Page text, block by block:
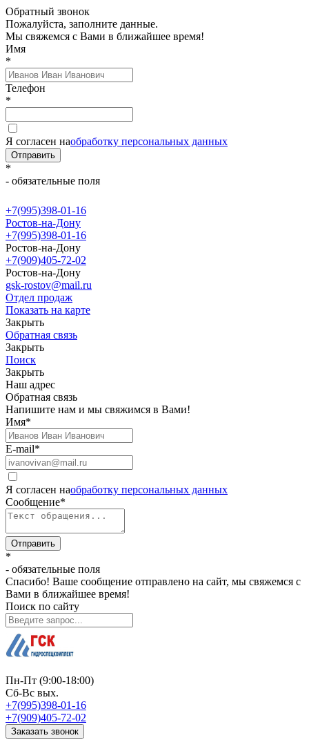
Обратный звонок
Пожалуйста, заполните данные.
Мы свяжемся с Вами в ближайшее время!
Имя
*
Телефон
*
Я согласен наобработку персональных данных
Отправить
*
- обязательные поля
+7(995)398-01-16
Ростов-на-Дону
+7(995)398-01-16
Ростов-на-Дону
+7(909)405-72-02
Ростов-на-Дону
gsk-rostov@mail.ru
Отдел продаж
Показать на карте
Закрыть
Обратная связь
Закрыть
Поиск
Закрыть
Наш адрес
Обратная связь
Напишите нам и мы свяжимся в Вами!
Имя*
E-mail*
Я согласен наобработку персональных данных
Сообщение*
Отправить
*
- обязательные поля
Спасибо! Ваше сообщение отправлено на сайт, мы свяжемся с
Вами в ближайшее время!
Поиск по сайту
Пн-Пт (9:00-18:00)
Сб-Вс вых.
+7(995)398-01-16
+7(909)405-72-02
Заказать звонок